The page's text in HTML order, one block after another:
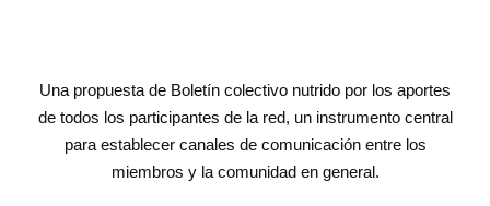
Una propuesta de Boletín colectivo nutrido por los aportes
de todos los participantes de la red, uninstrumento central
para establecer canales de comunicación entre los
miembros y la comunidad en general.